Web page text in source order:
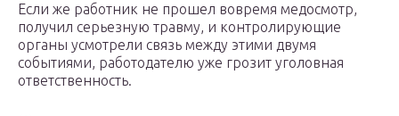
Если же работник не прошел вовремя медосмотр,
получил серьезную травму, и контролирующие
органы усмотрели связь между этими двумя
событиями, работодателю уже грозит уголовная
ответственность.